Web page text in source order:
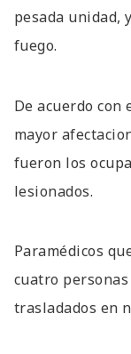
pesada unidad,
fuego.
De acuerdo
mayor
fueron los
lesionados.
Paramédicos
cuatro
trasladados en